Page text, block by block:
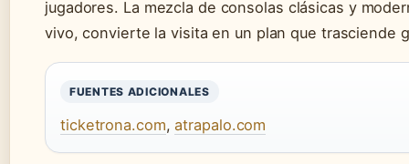
jugadores. La mezcla de consolas clásicas y
vivo, convierte la visita en un plan que trasciende
FUENTES ADICIONALES
ticketrona.com,atrapalo.com